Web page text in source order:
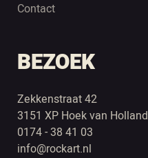
Contact
BEZOEK
Zekkenstraat 42
3151 XP Hoek van Holland
0174 - 38 41 03
info@rockart.nl